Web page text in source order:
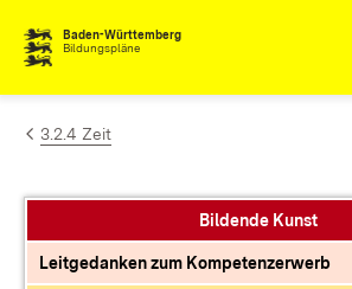
Zum Inhalt springen
Baden-Württemberg
Bildungspläne
3.2.4 Zeit
Bildende Kunst
Leitgedanken zum Kompetenzerwerb